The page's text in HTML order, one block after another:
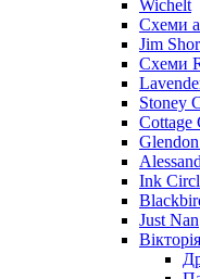
Wichelt
Схеми
Jim
Cхеми
Stoney
Cottage
Ink
Just Nan